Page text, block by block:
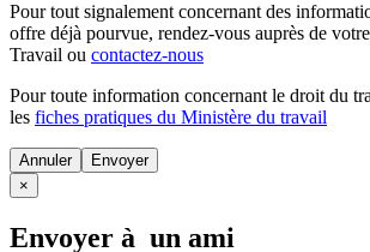
Pour tout signalement concernant des
offre déjà pourvue, rendez-vous auprès de
Travail ou contactez-nous
Pour toute information concernant le droit du
les fiches pratiques du Ministère du travail
Annuler
×
Envoyer à un ami